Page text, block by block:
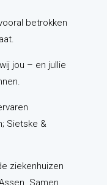
betrokken
jou – en jullie
Sietske &
ziekenhuizen
Samen